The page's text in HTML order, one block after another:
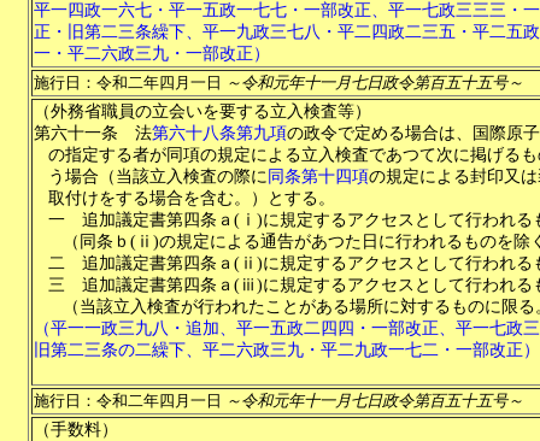
平一四政一六七・平一五政一七七・一部改正、平一七政三三三・
正・旧第二三条繰下、平一九政三七八・平二四政二三五・平二五
一・平二六政三九・一部改正）
施行日：令和二年四月一日 ～令和元年十一月七日政令第百五十五号～
（外務省職員の立会いを要する立入検査等）
第六十一条
法第六十八条第九項の政令で定める場合は、国際原
の指定する者が同項の規定による立入検査であつて次に掲げる
う場合（当該立入検査の際に 同条第十四項の規定による封印又
取付けをする場合を含む。）とする。
一
追加議定書第四条ａ(ⅰ)に規定するアクセスとして行われる
（同条ｂ(ⅱ)の規定による通告があつた日に行われるものを除
二
追加議定書第四条ａ(ⅱ)に規定するアクセスとして行われる
三
追加議定書第四条ａ(ⅲ)に規定するアクセスとして行われる
（当該立入検査が行われたことがある場所に対するものに限る
（平一一政三九八・追加、平一五政二四四・一部改正、平一七政
旧第二三条の二繰下、平二六政三九・平二九政一七二・一部改正）
施行日：令和二年四月一日 ～令和元年十一月七日政令第百五十五号～
（手数料）